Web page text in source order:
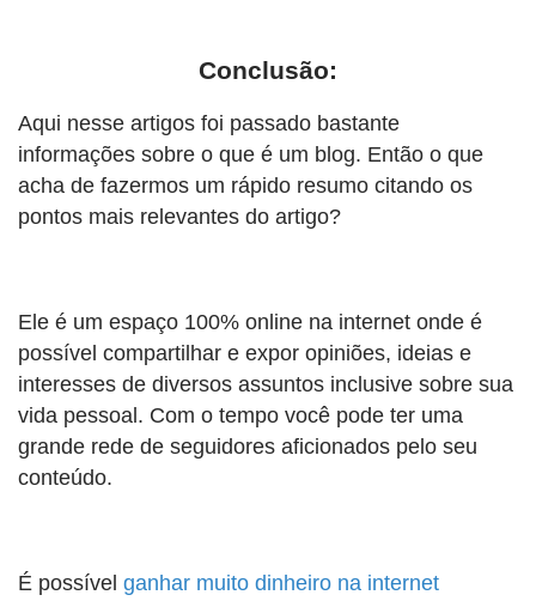
Conclusão:
Aqui nesse artigos foi passado bastante
informações sobre o que é um blog. Então o que
acha de fazermos um rápido resumo citando os
pontos mais relevantes do artigo?
Ele é um espaço 100% online na internet onde é
possível compartilhar e expor opiniões, ideias e
interesses de diversos assuntos inclusive sobre sua
vida pessoal. Com o tempo você pode ter uma
grande rede de seguidores aficionados pelo seu
conteúdo.
É possível ganhar muito dinheiro na internet